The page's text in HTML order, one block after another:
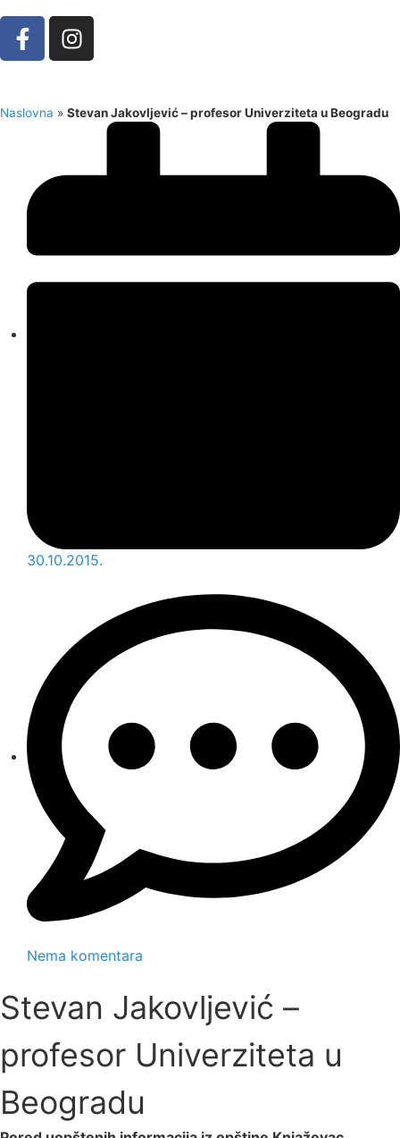
Naslovna » Stevan Jakovljević – profesor Univerziteta u Beogradu
30.10.2015.
Nema komentara
Stevan Jakovljević –
profesor Univerziteta u
Beogradu